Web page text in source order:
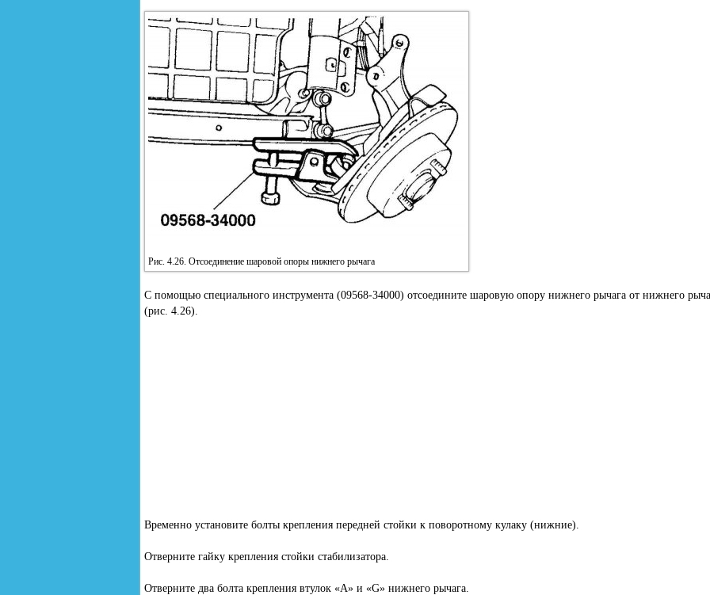
Рис. 4.26. Отсоединение шаровой опоры нижнего рычага
С помощью специального инструмента (09568-34000) отсоедините шаровую опору нижнего рычага от нижнего
(рис. 4.26).
Временно установите болты крепления передней стойки к поворотному кулаку (нижние).
Отверните гайку крепления стойки стабилизатора.
Отверните два болта крепления втулок «А» и «G» нижнего рычага.